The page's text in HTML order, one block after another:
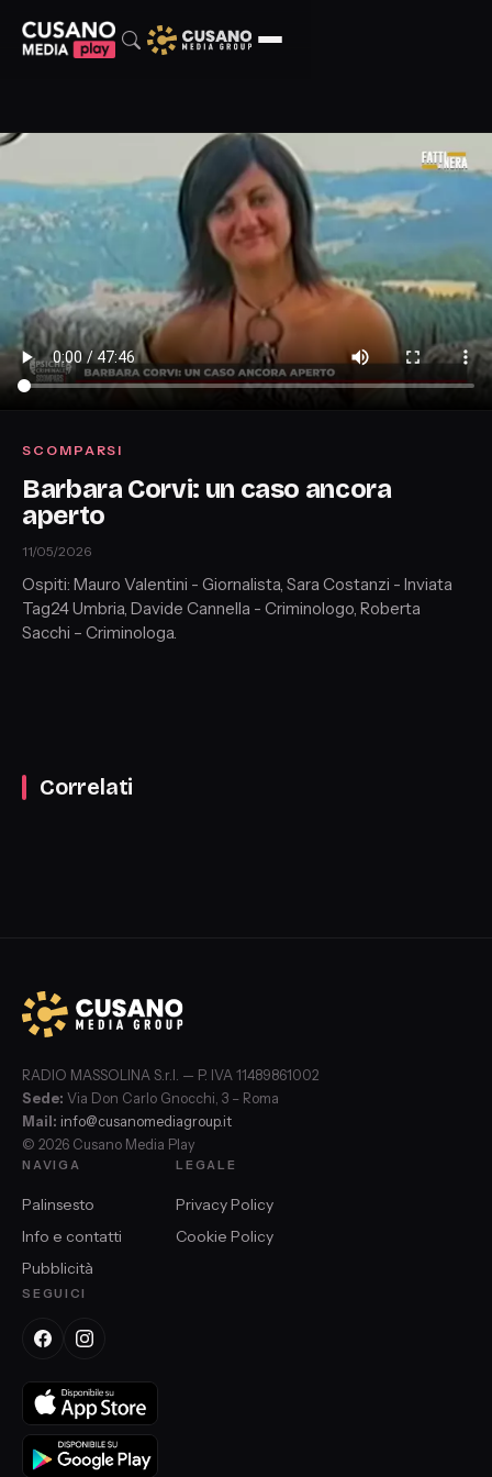
SCOMPARSI
Barbara Corvi: un caso ancora
aperto
11/05/2026
Ospiti: Mauro Valentini - Giornalista, Sara Costanzi - Inviata
Tag24 Umbria, Davide Cannella - Criminologo, Roberta
Sacchi – Criminologa.
Correlati
RADIO MASSOLINA S.r.l. — P. IVA 11489861002
Sede: Via Don Carlo Gnocchi, 3 – Roma
Mail: info@cusanomediagroup.it
© 2026 Cusano Media Play
NAVIGA
Palinsesto
Info e contatti
Pubblicità
LEGALE
Privacy Policy
Cookie Policy
SEGUICI